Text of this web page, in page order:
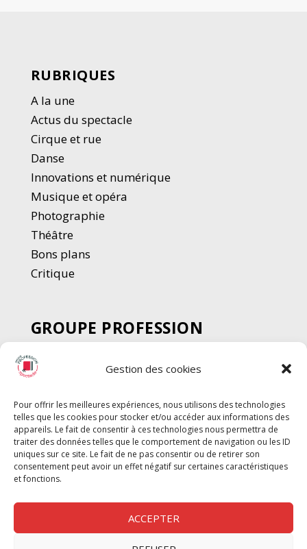
Gestion des cookies
Pour offrir les meilleures expériences, nous utilisons des technologies
telles que les cookies pour stocker et/ou accéder aux informations des
appareils. Le fait de consentir à ces technologies nous permettra de
traiter des données telles que le comportement de navigation ou les ID
uniques sur ce site. Le fait de ne pas consentir ou de retirer son
consentement peut avoir un effet négatif sur certaines caractéristiques
et fonctions.
ACCEPTER
RUBRIQUES
A la une
Actus du spectacle
Cirque et rue
Danse
Innovations et numérique
Musique et opéra
Photographie
Théâtre
Bons plans
Critique
GROUPE PROFESSION
SPECTACLE
Chèque Intermittents
Chèque Compta
Chèque Emploi Spectacle
G-Pods
Profession Audio-visuel